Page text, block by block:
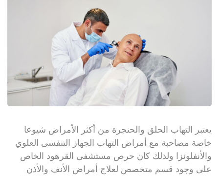
يعتبر التهاب الحلق والحنجرة من أكثر الأمراض شيوعا
خاصة مصاحبة مع أمراض التهاب الجهاز التنفسى العلوي
والأنفلونزا ولذلك كان حرص مستشفى القرهود الخاص
على وجود قسم متخصص لعلاج أمراض الأنف والأذن